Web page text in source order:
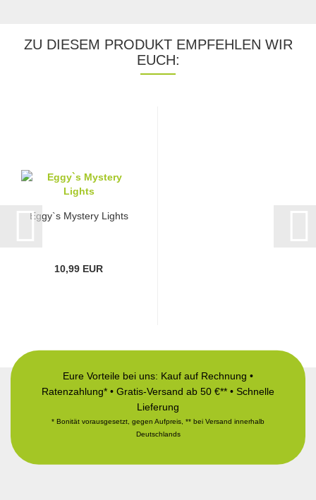
ZU DIESEM PRODUKT EMPFEHLEN WIR
EUCH:
Eggy`s Mystery Lights
10,99 EUR
Eure Vorteile bei uns: Kauf auf Rechnung •
Ratenzahlung* • Gratis-Versand ab 50 €** • Schnelle
Lieferung
* Bonität vorausgesetzt, gegen Aufpreis, ** bei Versand innerhalb
Deutschlands